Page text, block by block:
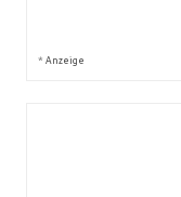
* Anzeige